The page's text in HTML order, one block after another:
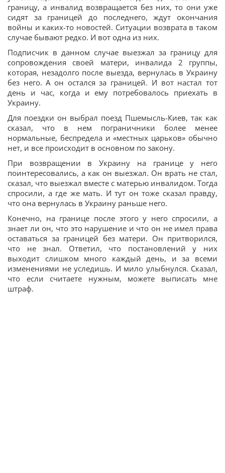
границу, а инвалид возвращается без них, то они уже
сидят за границей до последнего, ждут окончания
войны и каких-то новостей. Ситуации возврата в таком
случае бывают редко. И вот одна из них.
Подписчик в данном случае выезжал за границу для
сопровождения своей матери, инвалида 2 группы,
которая, незадолго после выезда, вернулась в Украину
без него. А он остался за границей. И вот настал тот
день и час, когда и ему потребовалось приехать в
Украину.
Для поездки он выбрал поезд Пшемысль-Киев, так как
сказал, что в нем пограничники более менее
нормальные, беспредела и «местных царьков» обычно
нет, и все происходит в основном по закону.
При возвращении в Украину на границе у него
поинтересовались, а как он выезжал. Он врать не стал,
сказал, что выезжал вместе с матерью инвалидом. Тогда
спросили, а где же мать. И тут он тоже сказал правду,
что она вернулась в Украину раньше него.
Конечно, на границе после этого у него спросили, а
знает ли он, что это нарушение и что он не имел права
оставаться за границей без матери. Он притворился,
что не знал. Ответил, что постановлений у них
выходит слишком много каждый день, и за всеми
изменениями не уследишь. И мило улыбнулся. Сказал,
что если считаете нужным, можете выписать мне
штраф.